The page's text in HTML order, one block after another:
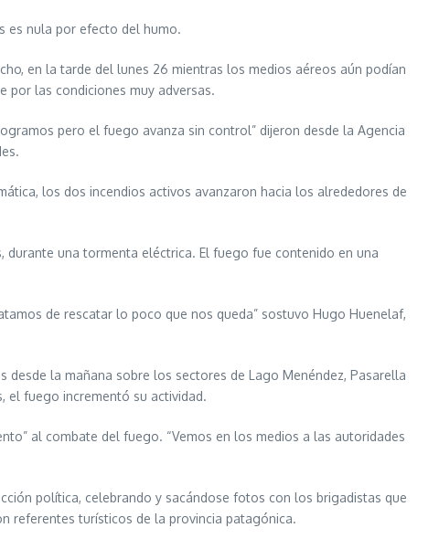
es nula por efecto del humo.
en la tarde del lunes 26 mientras los medios aéreos aún podían
por las condiciones muy adversas.
pero el fuego avanza sin control” dijeron desde la Agencia
los dos incendios activos avanzaron hacia los alrededores de
durante una tormenta eléctrica. El fuego fue contenido en una
de rescatar lo poco que nos queda” sostuvo Hugo Huenelaf,
la mañana sobre los sectores de Lago Menéndez, Pasarella
el fuego incrementó su actividad.
al combate del fuego. “Vemos en los medios a las autoridades
política, celebrando y sacándose fotos con los brigadistas que
referentes turísticos de la provincia patagónica.